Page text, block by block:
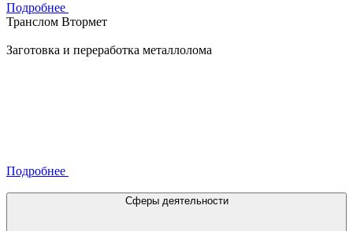
Подробнее
Транслом Втормет
Заготовка и переработка металлолома
Подробнее
Сферы деятельности